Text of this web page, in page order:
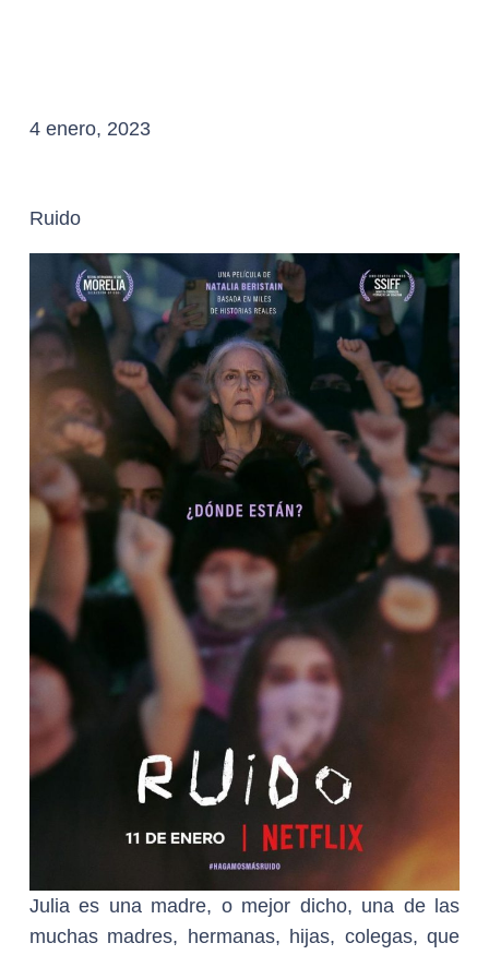
4 enero, 2023
Ruido
Julia es una madre, o mejor dicho, una de las
muchas madres, hermanas, hijas, colegas, que